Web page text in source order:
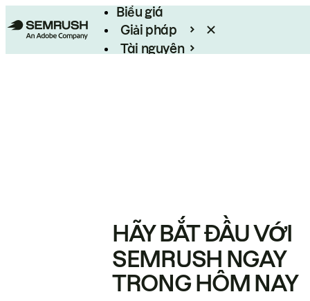
Biểu giá
Giải pháp
Tài nguyên
HÃY BẮT ĐẦU VỚI
SEMRUSH NGAY
TRONG HÔM NAY